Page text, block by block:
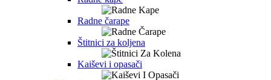
Radne čarape
Štitnici za koljena
Kaiševi i opasači